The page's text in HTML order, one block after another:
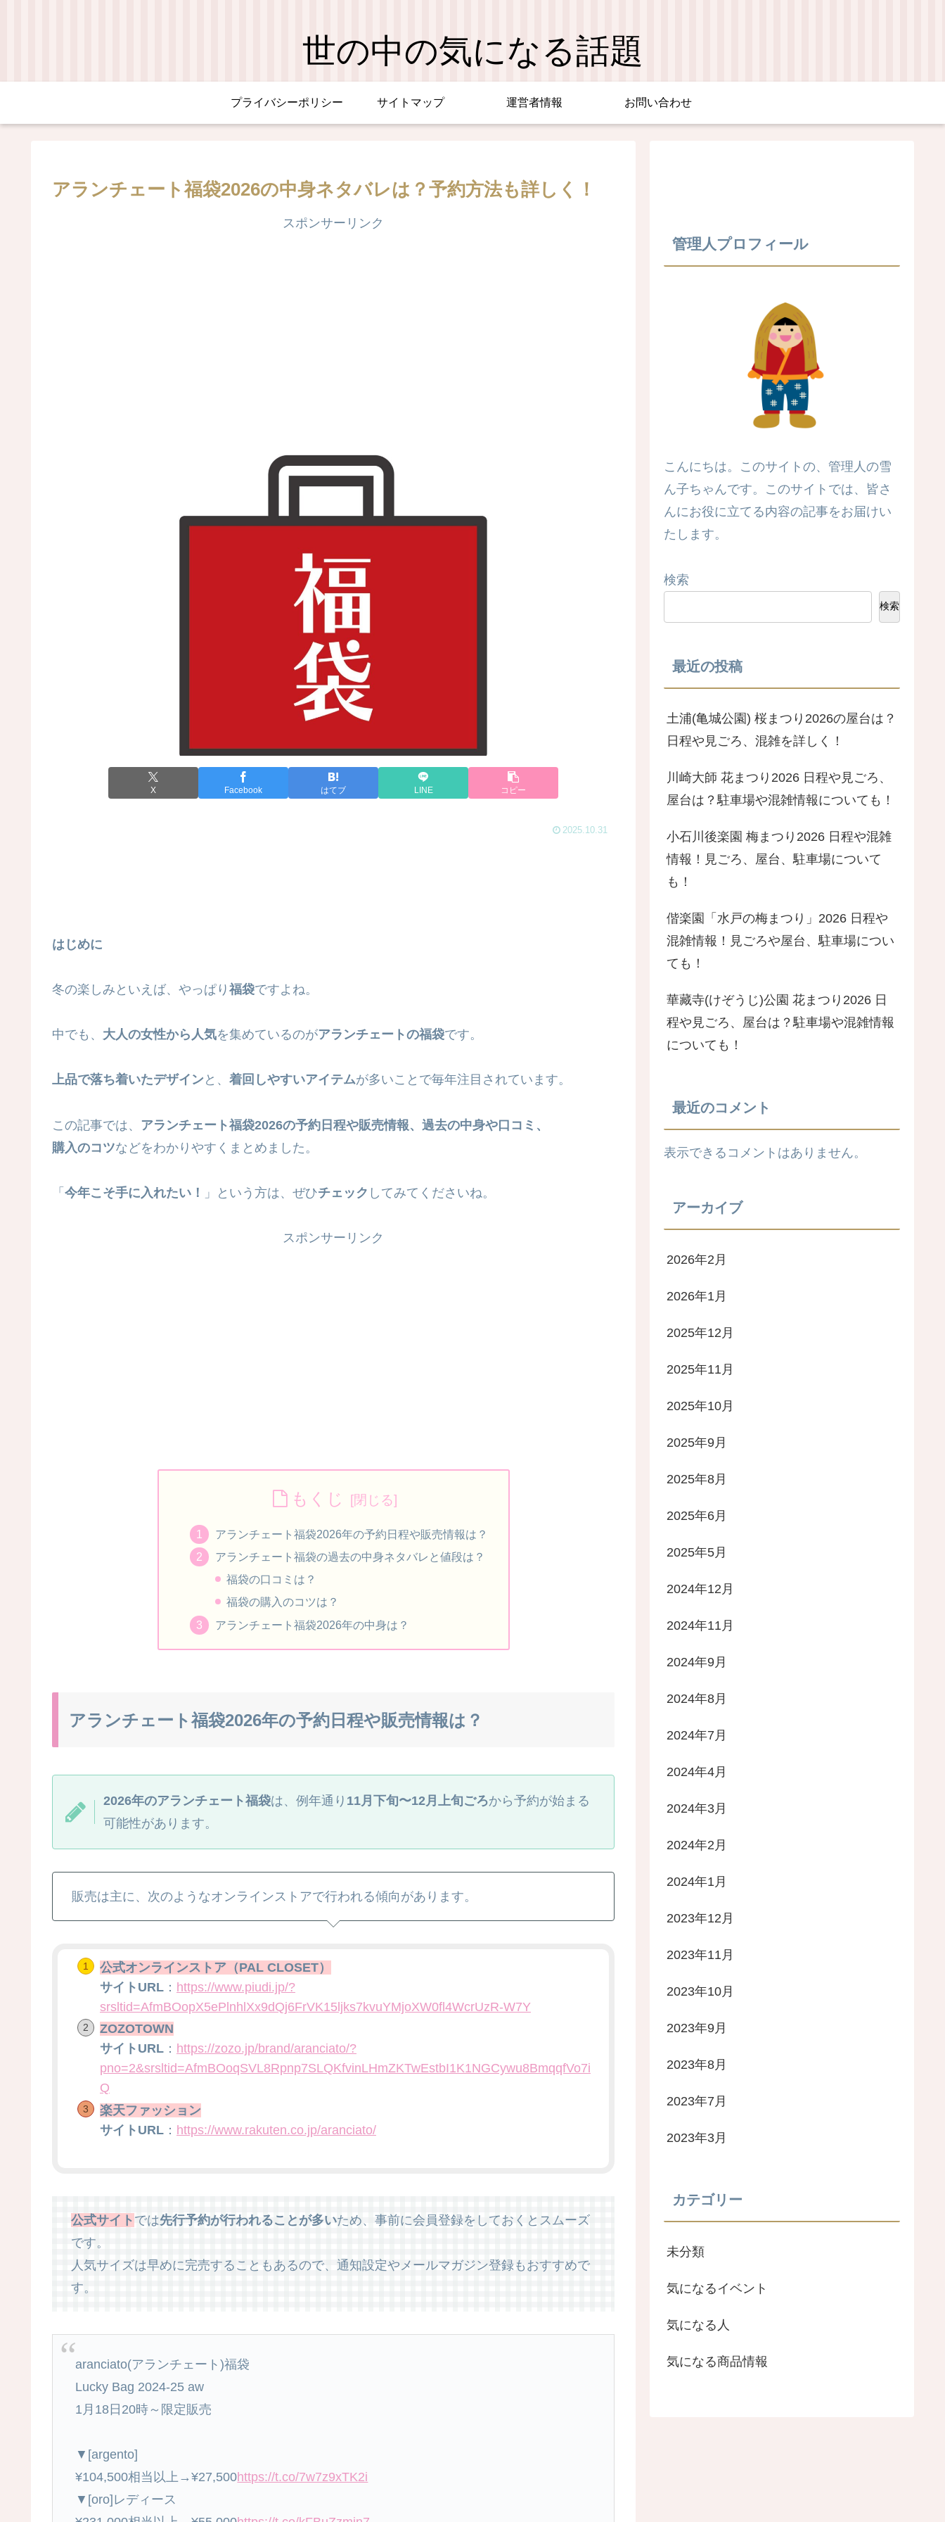
世の中の気になる話題
プライバシーポリシー サイトマップ 運営者情報 お問い合わせ
アランチェート福袋2026の中身ネタバレは？予約方法も詳しく！
スポンサーリンク
X Facebook はてブ LINE コピー
2025.10.31
はじめに
冬の楽しみといえば、やっぱり 福袋ですよね。
中でも、 大人の女性から人気を集めているのがアランチェートの福袋です。
上品で落ち着いたデザイン と、 着回しやすいアイテムが多いことで毎年注目されています。
この記事では、 アランチェート福袋2026の予約日程や販売情報、過去の中身や口コミ、
購入のコツなどをわかりやすくまとめました。
「 今年こそ手に入れたい！ 」という方は、ぜひチェック してみてくださいね。
スポンサーリンク
もくじ
アランチェート福袋2026年の予約日程や販売情報は？
アランチェート福袋の過去の中身ネタバレと値段は？
福袋の口コミは？
福袋の購入のコツは？
アランチェート福袋2026年の中身は？
アランチェート福袋2026年の予約日程や販売情報は？
2026年のアランチェート福袋は、例年通り 11月下旬〜12月上旬ごろから予約が始まる
可能性があります。
販売は主に、次のようなオンラインストアで行われる傾向があります。
公式オンラインストア（PAL CLOSET）
サイトURL： https://www.piudi.jp/?
srsltid=AfmBOopX5ePlnhlXx9dQj6FrVK15ljks7kvuYMjoXW0fl4WcrUzR-W7Y
ZOZOTOWN
サイトURL： https://zozo.jp/brand/aranciato/?
pno=2&srsltid=AfmBOoqSVL8Rpnp7SLQKfvinLHmZKTwEstbI1K1NGCywu8BmqqfVo7i
Q
楽天ファッション
サイトURL： https://www.rakuten.co.jp/aranciato/
公式サイト では先行予約が行われることが多いため、事前に会員登録をしておくとスムーズ
です。
人気サイズは早めに完売することもあるので、通知設定やメールマガジン登録もおすすめで
す。
aranciato(アランチェート)福袋
Lucky Bag 2024-25 aw
1月18日20時～限定販売
▼[argento]
¥104,500相当以上→¥27,500https://t.co/7w7z9xTK2i
▼[oro]レディース
管理人プロフィール
こんにちは。このサイトの、管理人の雪
ん子ちゃんです。このサイトでは、皆さ
んにお役に立てる内容の記事をお届けい
たします。
検索
検索
最近の投稿
土浦(亀城公園) 桜まつり2026の屋台は？
日程や見ごろ、混雑を詳しく！
川崎大師 花まつり2026 日程や見ごろ、
屋台は？駐車場や混雑情報についても！
小石川後楽園 梅まつり2026 日程や混雑
情報！見ごろ、屋台、駐車場について
も！
偕楽園「水戸の梅まつり」2026 日程や
混雑情報！見ごろや屋台、駐車場につい
ても！
華藏寺(けぞうじ)公園 花まつり2026 日
程や見ごろ、屋台は？駐車場や混雑情報
についても！
最近のコメント
表示できるコメントはありません。
アーカイブ
2026年2月
2026年1月
2025年12月
2025年11月
2025年10月
2025年9月
2025年8月
2025年6月
2025年5月
2024年12月
2024年11月
2024年9月
2024年8月
2024年7月
2024年4月
2024年3月
2024年2月
2024年1月
2023年12月
2023年11月
2023年10月
2023年9月
2023年8月
2023年7月
2023年3月
カテゴリー
未分類
気になるイベント
気になる人
気になる商品情報